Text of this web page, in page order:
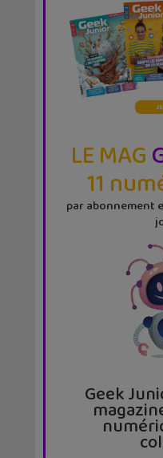
LE MAG
11
par abonnement
Geek